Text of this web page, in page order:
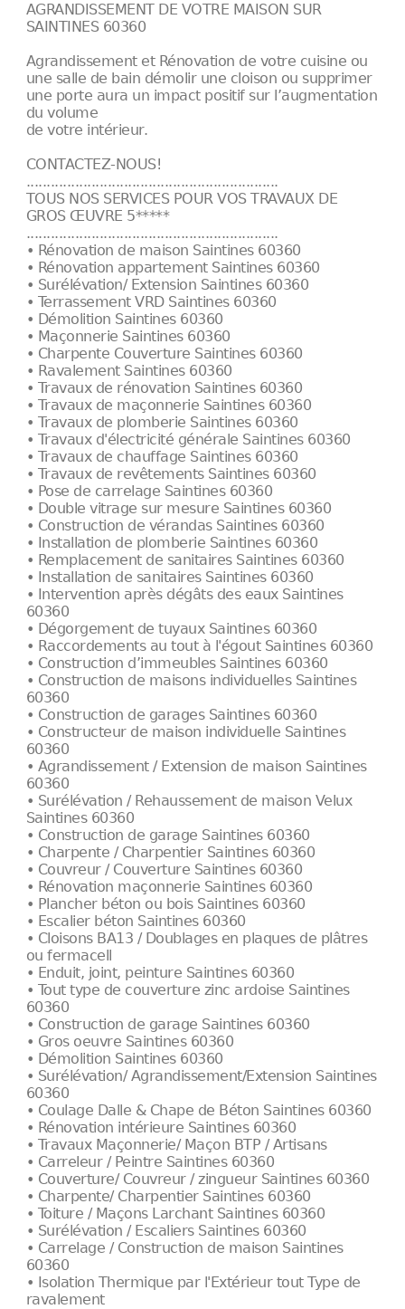
AGRANDISSEMENT DE VOTRE MAISON SUR
SAINTINES 60360
Agrandissement et Rénovation de votre cuisine ou
une salle de bain démolir une cloison ou supprimer
une porte aura un impact positif sur l’augmentation
du volume
de votre intérieur.
CONTACTEZ-NOUS!
..............................................................
TOUS NOS SERVICES POUR VOS TRAVAUX DE
GROS ŒUVRE 5*****
..............................................................
• Rénovation de maison Saintines 60360
• Rénovation appartement Saintines 60360
• Surélévation/ Extension Saintines 60360
• Terrassement VRD Saintines 60360
• Démolition Saintines 60360
• Maçonnerie Saintines 60360
• Charpente Couverture Saintines 60360
• Ravalement Saintines 60360
• Travaux de rénovation Saintines 60360
• Travaux de maçonnerie Saintines 60360
• Travaux de plomberie Saintines 60360
• Travaux d'électricité générale Saintines 60360
• Travaux de chauffage Saintines 60360
• Travaux de revêtements Saintines 60360
• Pose de carrelage Saintines 60360
• Double vitrage sur mesure Saintines 60360
• Construction de vérandas Saintines 60360
• Installation de plomberie Saintines 60360
• Remplacement de sanitaires Saintines 60360
• Installation de sanitaires Saintines 60360
• Intervention après dégâts des eaux Saintines
60360
• Dégorgement de tuyaux Saintines 60360
• Raccordements au tout à l'égout Saintines 60360
• Construction d’immeubles Saintines 60360
• Construction de maisons individuelles Saintines
60360
• Construction de garages Saintines 60360
• Constructeur de maison individuelle Saintines
60360
• Agrandissement / Extension de maison Saintines
60360
• Surélévation / Rehaussement de maison Velux
Saintines 60360
• Construction de garage Saintines 60360
• Charpente / Charpentier Saintines 60360
• Couvreur / Couverture Saintines 60360
• Rénovation maçonnerie Saintines 60360
• Plancher béton ou bois Saintines 60360
• Escalier béton Saintines 60360
• Cloisons BA13 / Doublages en plaques de plâtres
ou fermacell
• Enduit, joint, peinture Saintines 60360
• Tout type de couverture zinc ardoise Saintines
60360
• Construction de garage Saintines 60360
• Gros oeuvre Saintines 60360
• Démolition Saintines 60360
• Surélévation/ Agrandissement/Extension Saintines
60360
• Coulage Dalle & Chape de Béton Saintines 60360
• Rénovation intérieure Saintines 60360
• Travaux Maçonnerie/ Maçon BTP / Artisans
• Carreleur / Peintre Saintines 60360
• Couverture/ Couvreur / zingueur Saintines 60360
• Charpente/ Charpentier Saintines 60360
• Toiture / Maçons Larchant Saintines 60360
• Surélévation / Escaliers Saintines 60360
• Carrelage / Construction de maison Saintines
60360
• Isolation Thermique par l'Extérieur tout Type de
ravalement